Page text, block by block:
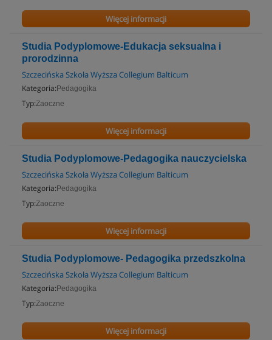
Więcej informacji
Studia Podyplomowe-Edukacja seksualna i
prorodzinna
Szczecińska Szkoła Wyższa Collegium Balticum
Kategoria: Pedagogika
Typ:Zaoczne
Więcej informacji
Studia Podyplomowe-Pedagogika nauczycielska
Szczecińska Szkoła Wyższa Collegium Balticum
Kategoria: Pedagogika
Typ:Zaoczne
Więcej informacji
Studia Podyplomowe- Pedagogika przedszkolna
Szczecińska Szkoła Wyższa Collegium Balticum
Kategoria: Pedagogika
Typ:Zaoczne
Więcej informacji